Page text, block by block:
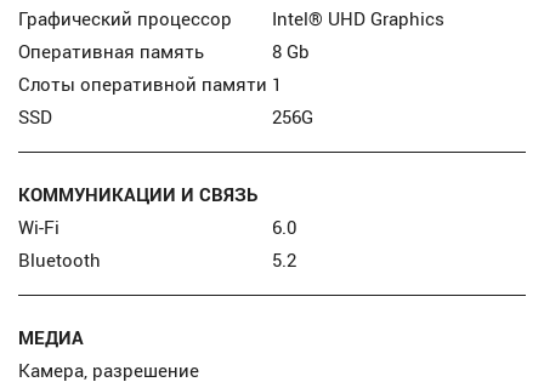
Графический процессор
Intel® UHD Graphics
Оперативная память
8 Gb
Слоты оперативной памяти 1
SSD
256G
КОММУНИКАЦИИ И СВЯЗЬ
Wi-Fi
6.0
Bluetooth
5.2
МЕДИА
Камера, разрешение